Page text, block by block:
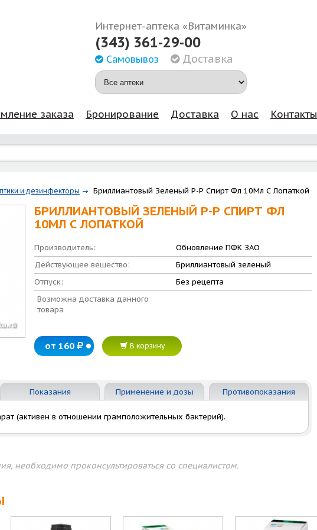
Интернет-аптека «Витаминка»
(343) 361-29-00
Самовывоз Доставка
заказа Бронирование Доставка О нас Контакты
и дезинфекторы Бриллиантовый Зеленый Р-Р Спирт Фл 10Мл С Лопаткой
БРИЛЛИАНТОВЫЙ ЗЕЛЕНЫЙ Р-Р СПИРТ ФЛ
10МЛ С ЛОПАТКОЙ
Производитель:
Обновление ПФК ЗАО
Действующее вещество:
Бриллиантовый зеленый
Отпуск:
Без рецепта
Возможна доставка данного
товара
от 160 В корзину
Показания Применение и дозы Противопоказания
(активен в отношении грамположительных бактерий).
необходимо проконсультироваться со специалистом.